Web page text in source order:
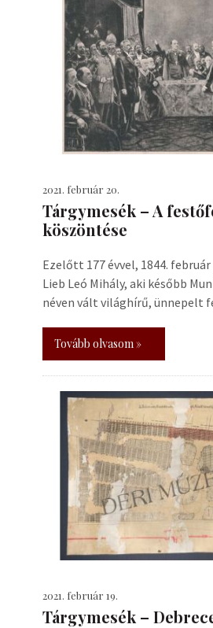
2021. február 20.
Tárgymesék – A
köszöntése
Ezelőtt 177 évvel, 1844.
Lieb Leó Mihály, aki később
néven vált világhírű, ünnepelt
Tovább olvasom »
2021. február 19.
Tárgymesék –